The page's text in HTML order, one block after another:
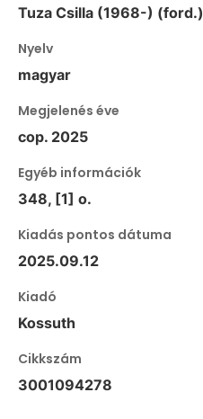
Tuza Csilla (1968-) (ford.)
Nyelv
magyar
Megjelenés éve
cop. 2025
Egyéb információk
348, [1] o.
Kiadás pontos dátuma
2025.09.12
Kiadó
Kossuth
Cikkszám
3001094278